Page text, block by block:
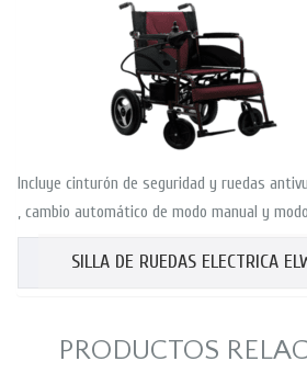
Incluye cinturón de seguridad y ruedas
, cambio automático de modo manual y
SILLA DE RUEDAS ELECTRICA
PRODUCTOS